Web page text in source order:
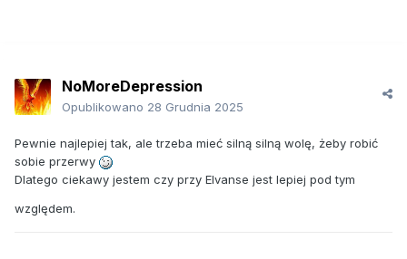
po Elvanse (ja tak robilem z metylo)?
Tez mam rozregulowane neuroprzekazniki, zarowno przez
malymi dawkami benzo na pare godzin przywracaly mnie do
zycia... Tylko ta cena 0_o
NoMoreDepression
Opublikowano 28 Grudnia 2025
Pewnie najlepiej tak, ale trzeba mieć silną silną wolę, żeby robić
sobie przerwy
Dlatego ciekawy jestem czy przy Elvanse jest lepiej pod tym
względem.